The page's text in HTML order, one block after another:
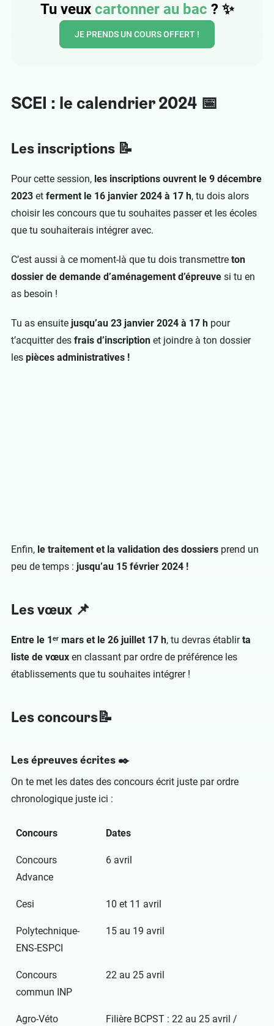
Tu veux cartonner au bac ? ✨
JE PRENDS UN COURS OFFERT !
SCEI : le calendrier 2024 📅
Les inscriptions 📝
Pour cette session, les inscriptions ouvrent le 9 décembre
2023 et ferment le 16 janvier 2024 à 17 h, tu dois alors
choisir les concours que tu souhaites passer et les écoles
que tu souhaiterais intégrer avec.
C’est aussi à ce moment-là que tu dois transmettre ton
dossier de demande d’aménagement d’épreuve si tu en
as besoin !
Tu as ensuite jusqu’au 23 janvier 2024 à 17 h pour
t’acquitter des frais d’inscription et joindre à ton dossier
les pièces administratives !
Enfin, le traitement et la validation des dossiers prend un
peu de temps : jusqu’au 15 février 2024 !
Les vœux 📌
Entre le 1ᵉʳ mars et le 26 juillet 17 h, tu devras établirta
liste de vœux en classant par ordre de préférence les
établissements que tu souhaites intégrer !
Les concours📝
Les épreuves écrites ✒️
On te met les dates des concours écrit juste par ordre
chronologique juste ici :
Concours Dates
Concours
Advance
6 avril
Cesi 10 et 11 avril
Polytechnique-
ENS-ESPCI
15 au 19 avril
Concours
commun INP
22 au 25 avril
Agro-Véto Filière BCPST : 22 au 25 avril /